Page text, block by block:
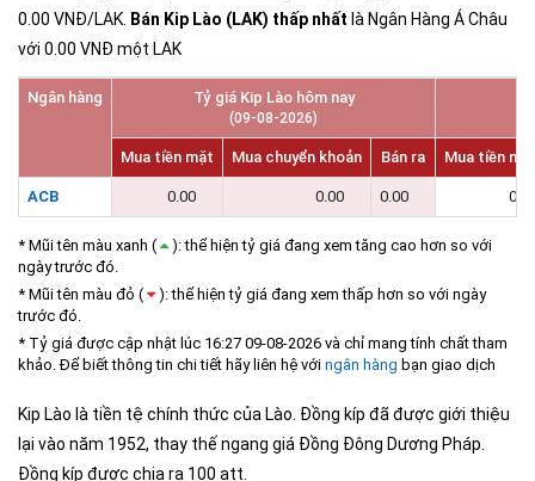
0.00 VNĐ/LAK. Bán Kip Lào (LAK) thấp nhất là Ngân Hàng Á Châu
với 0.00 VNĐ một LAK
Ngân hàng Tỷ giá Kip Lào hôm nay
(09-08-2026)
Mua tiền mặt Mua chuyển khoản Bán ra Mua tiền
ACB 0.00 0.00 0.00
* Mũi tên màu xanh (
): thể hiện tỷ giá đang xem tăng cao hơn so với
ngày trước đó.
* Mũi tên màu đỏ (
): thể hiện tỷ giá đang xem thấp hơn so với ngày
trước đó.
* Tỷ giá được cập nhật lúc 16:27 09-08-2026 và chỉ mang tính chất tham
khảo. Để biết thông tin chi tiết hãy liên hệ với ngân hàng bạn giao dịch
Kip Lào là tiền tệ chính thức của Lào. Đồng kíp đã được giới thiệu
lại vào năm 1952, thay thế ngang giá Đồng Đông Dương Pháp.
Đồng kíp được chia ra 100 att.